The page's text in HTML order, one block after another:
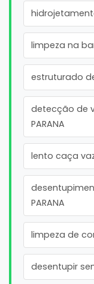
limpeza na
estruturado
detecção de
PARANA
lento caça
PARANA
limpeza de
desentupir